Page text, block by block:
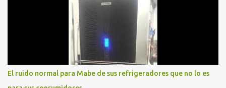
llevar puestas las cadenas de otros 1. La Caída: Al Filo del
Precipicio El momento del quiebre. En Al Filo del Precipicio, relato
mi caída. No como una víctima, sino como alguien que descubrió
que la crisis es el único lugar donde la verdad no se puede ocultar.
Este libro es el testimonio de cómo reconstruir la identidad cuando
el éxito corporativo y las etiquetas sociales te abandonan. Es la
base técnica y espiritual de mi regreso al mundo. Adquirir en
El ruido normal para Mabe de sus refrigeradores que no lo es